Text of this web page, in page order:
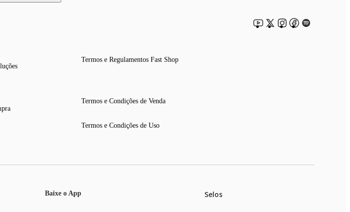
Termos e Regulamentos Fast Shop
Termos e Condições de Venda
Termos e Condições de Uso
Baixe o App Selos